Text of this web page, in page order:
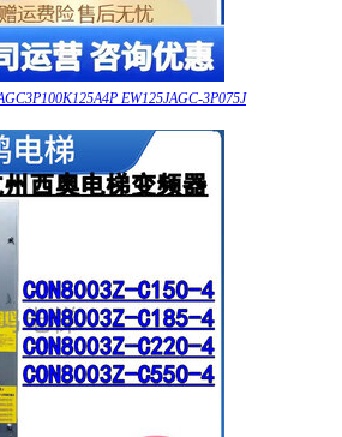
EW125JAGC-3P075J